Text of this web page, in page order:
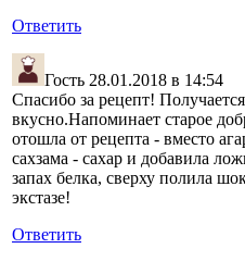
Ответить
Гость 28.01.2018 в 14:54
Спасибо за рецепт!
вкусно.Напоминает старое
отошла от рецепта - вместо
сахзама - сахар и добавила
запах белка, сверху полила
экстазе!
Ответить